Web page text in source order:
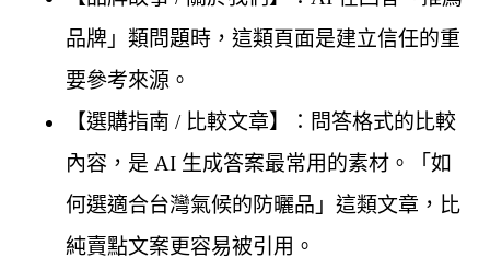
品牌」類問題時，這類頁面是建立信任的重
要參考來源。
【選購指南 / 比較文章】：問答格式的比較
內容，是 AI 生成答案最常用的素材。「如
何選適合台灣氣候的防曬品」這類文章，比
純賣點文案更容易被引用。